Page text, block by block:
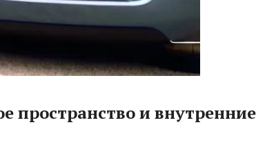
пространство и внутренние